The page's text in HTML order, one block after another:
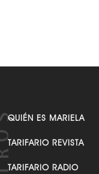
QUIÉN ES MARIELA
TARIFARIO REVISTA
TARIFARIO RADIO